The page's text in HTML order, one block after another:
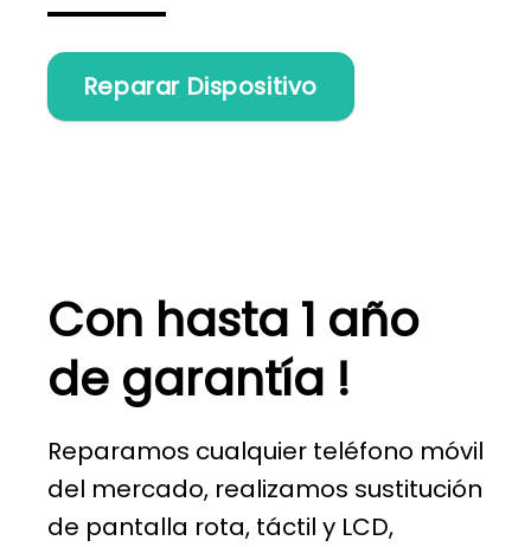
Reparar Dispositivo
Con hasta 1 año
de garantía !
Reparamos cualquier teléfono móvil
del mercado, realizamos sustitución
de pantalla rota, táctil y LCD,